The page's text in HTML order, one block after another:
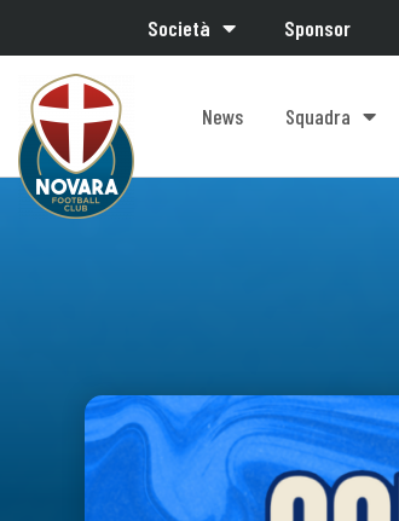
Società Sponsor
News Squadra